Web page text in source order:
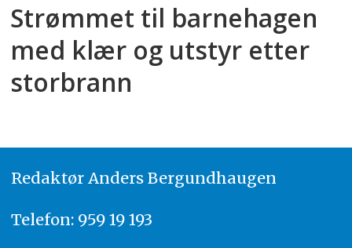
Strømmet til barnehagen
med klær og utstyr etter
storbrann
Redaktør Anders Bergundhaugen
Telefon: 959 19 193